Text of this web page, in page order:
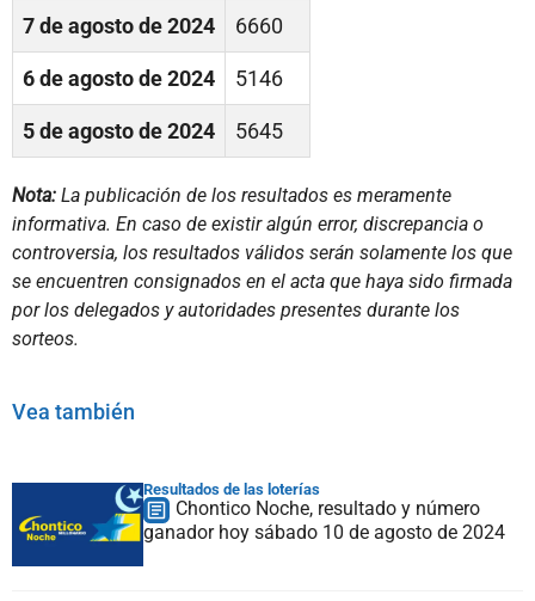
7 de agosto de 2024 6660
6 de agosto de 2024 5146
5 de agosto de 2024 5645
Nota: La publicación de los resultados es meramente
informativa. En caso de existir algún error, discrepancia o
controversia, los resultados válidos serán solamente los que
se encuentren consignados en el acta que haya sido firmada
por los delegados y autoridades presentes durante los
sorteos.
Vea también
Resultados de las loterías
Chontico Noche, resultado y número
ganador hoy sábado 10 de agosto de 2024